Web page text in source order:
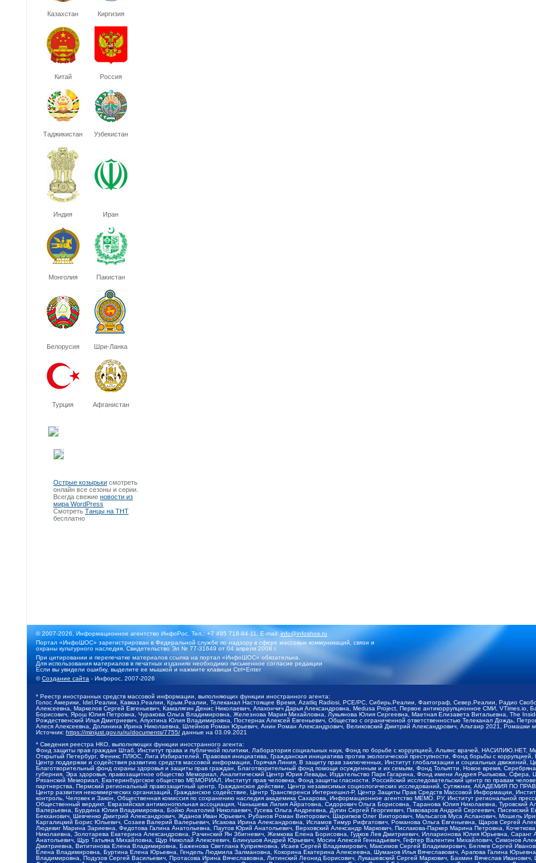
Казахстан Киргизия
Китай Россия
Таджикистан Узбекистан
Индия Иран
Монголия Пакистан
Белорусия Шри-Ланка
Турция Афганистан
Острые козырьки смотреть
онлайн все сезоны и серии.
Всегда свежие новости из
мира WordPress
Смотреть Танцы на ТНТ
бесплатно
© 2007-2026, Информационное агентство ИнфоРос. Тел.: +7 495 718-84-11, E-mail:info@infoshos.ru
Портал «ИнфоШОС» зарегистрирован в Федеральной службе по надзору в сфере массовых коммуникаций, связи и
охраны культурного наследия. Свидетельство Эл № 77-31649 от 04 апреля 2008 г.
При цитировании и перепечатке материалов ссылка на портал «ИнфоШОС» обязательна.
Для использования материалов в печатных изданиях необходимо письменное согласие редакции
Если вы увидели ошибку, выделите ее мышкой и нажмите клавиши Ctrl+Enter
©Создание сайта - Инфорос, 2007-2026
* Реестр иностранных средств массовой информации, выполняющих функции иностранного агента:
Голос Америки, Idel.Реалии, Кавказ.Реалии, Крым.Реалии, Телеканал Настоящее Время, Azatliq Radiosi, PCE/PC, Сибирь.Реалии, Фактограф, Север.Реалии, Радио
Алексеевна, Маркелов Сергей Евгеньевич, Камалягин Денис Николаевич, Апахончич Дарья Александровна, Medusa Project, Первое антикоррупционное СМИ,
Борисович, Ярош Юлия Петровна, Чуракова Ольга Владимировна, Железнова Мария Михайловна, Лукьянова Юлия Сергеевна, Маетная Елизавета Витальевна, The
Рождественский Илья Дмитриевич, Апухтина Юлия Владимировна, Постернак Алексей Евгеньевич, Общество с ограниченной ответственностью Телеканал Дождь,
Алеся Алексеевна, Долинина Ирина Николаевна, Шлейнов Роман Юрьевич, Анин Роман Александрович, Великовский Дмитрий Александрович, Альтаир 2021, Ромашки
Источник: https://minjust.gov.ru/ru/documents/7755/ данные на 03.09.2021
* Сведения реестра НКО, выполняющих функции иностранного агента:
Фонд защиты прав граждан Штаб, Институт права и публичной политики, Лаборатория социальных наук, Фонд по борьбе с коррупцией, Альянс врачей,
Открытый Петербург, Феникс ПЛЮС, Лига Избирателей, Правовая инициатива, Гражданская инициатива против экологической преступности, Фонд борьбы с
Центр поддержки и содействия развитию средств массовой информации, Горячая Линия, В защиту прав заключенных, Институт глобализации и социальных
Благотворительный фонд охраны здоровья и защиты прав граждан, Благотворительный фонд помощи осужденным и их семьям, Фонд Тольятти, Новое время,
губерния, Эра здоровья, правозащитное общество Мемориал, Аналитический Центр Юрия Левады, Издательство Парк Гагарина, Фонд имени Андрея Рылькова,
Рязанский Мемориал, Екатеринбургское общество МЕМОРИАЛ, Институт прав человека, Фонд защиты гласности, Российский исследовательский центр по правам
партнерства, Пермский региональный правозащитный центр, Гражданское действие, Центр независимых социологических исследований, Сутяжник, АКАДЕМИЯ ПО
Центр развития некоммерческих организаций, Гражданское содействие, Центр Трансперенси Интернешнл-Р, Центр Защиты Прав Средств Массовой Информации,
контроль, Человек и Закон, Общественная комиссия по сохранению наследия академика Сахарова, Информационное агентство МЕМО. РУ, Институт региональной
Общественный вердикт, Евразийская антимонопольная ассоциация, Чанышева Лилия Айратовна, Сидорович Ольга Борисовна, Таранова Юлия Николаевна, Туровский
Валерьевна, Бурдина Юлия Владимировна, Бойко Анатолий Николаевич, Гусева Ольга Андреевна, Дугин Сергей Георгиевич, Пивоваров Андрей Сергеевич, Писемский
Бекханович, Шевченко Дмитрий Александрович, Жданов Иван Юрьевич, Рубанов Роман Викторович, Шарипков Олег Викторович, Мальсагов Муса Асланович, Мошель
Каргалицкий Борис Юльевич, Созаев Валерий Валерьевич, Исакова Ирина Александровна, Исламов Тимур Рифгатович, Романова Ольга Евгеньевна, Щаров Сергей
Людевиг Марина Зариевна, Федотова Галина Анатольевна, Паутов Юрий Анатольевич, Верховский Александр Маркович, Пислакова-Паркер Марина Петровна,
Николаевна, Золотарева Екатерина Александровна, Рачинский Ян Збигневич, Жемкова Елена Борисовна, Гудков Лев Дмитриевич, Илларионова Юлия Юрьевна,
Анатольевич, Щур Татьяна Михайловна, Щур Николай Алексеевич, Блинушов Андрей Юрьевич, Мосин Алексей Геннадьевич, Гефтер Валентин Михайлович, Симонов
Дмитриевна, Вититинова Елена Владимировна, Баженова Светлана Куприяновна, Исаев Сергей Владимирович, Максимов Сергей Владимирович, Беляев Сергей
Елена Владимировна, Буртина Елена Юрьевна, Гендель Людмила Залмановна, Кокорина Екатерина Алексеевна, Шуманов Илья Вячеславович, Арапова Галина
Владимировна, Подузов Сергей Васильевич, Протасова Ирина Вячеславовна, Литинский Леонид Борисович, Лукашевский Сергей Маркович, Бахмин Вячеслав